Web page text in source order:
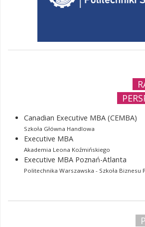
Canadian Executive MBA (CEMBA)
Szkoła Główna Handlowa
Executive MBA
Akademia Leona Koźmińskiego
Executive MBA Poznań-Atlanta
Politechnika Warszawska - Szkoła Biznesu